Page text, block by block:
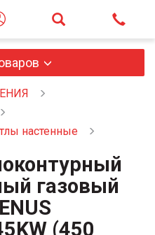
настенные
газовый
(450